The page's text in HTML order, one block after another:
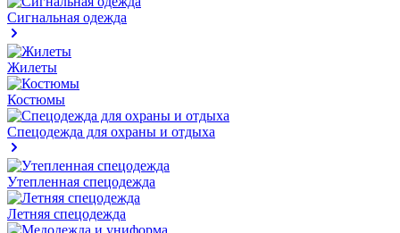
Сигнальная одежда
Жилеты
Костюмы
Спецодежда для охраны и отдыха
Утепленная спецодежда
Летняя спецодежда